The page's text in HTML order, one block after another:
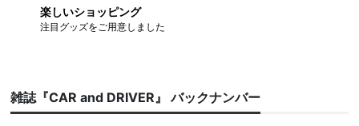
楽しいショッピング
注目グッズをご用意しました
雑誌『CAR and DRIVER』 バックナンバー